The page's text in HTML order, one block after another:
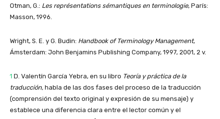
Otman, G.: Les représentations sémantiques en terminologie, París:
Masson, 1996.
Wright, S. E. y G. Budin: Handbook of Terminology Management,
Ámsterdam: John Benjamins Publishing Company, 1997, 2001, 2 v.
1 D. Valentín García Yebra, en su libro Teoría y práctica de la
traducción, habla de las dos fases del proceso de la traducción
(comprensión del texto original y expresión de su mensaje) y
establece una diferencia clara entre el lector común y el